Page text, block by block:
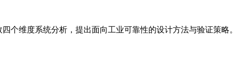
个维度系统分析，提出面向工业可靠性的设计方法与验证策略。